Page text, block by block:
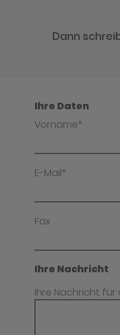
Dann
Ihre Daten
Vorname*
E-Mail*
Fax
Ihre Nachricht
Ihre Nachricht für